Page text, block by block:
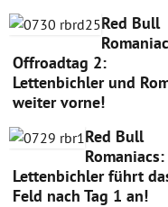
Red Bull
Offroadtag 2:
Lettenbichler und
weiter vorne!
Red Bull
Romaniacs:
Lettenbichler führt
Feld nach Tag 1 an!